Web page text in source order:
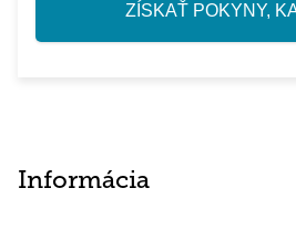
ZÍSKAŤ POKYNY,
Informácia